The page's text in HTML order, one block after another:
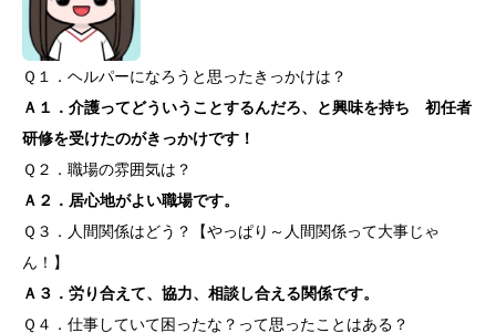
Ｑ１．ヘルパーになろうと思ったきっかけは？
Ａ１．介護ってどういうことするんだろ、と興味を持ち 初任者
研修を受けたのがきっかけです！
Ｑ２．職場の雰囲気は？
Ａ２．居心地がよい職場です。
Ｑ３．人間関係はどう？【やっぱり～人間関係って大事じゃ
ん！】
Ａ３．労り合えて、協力、相談し合える関係です。
Ｑ４．仕事していて困ったな？って思ったことはある？